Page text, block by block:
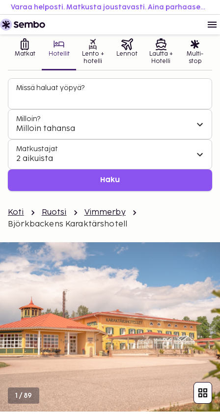
Varaa helposti. Matkusta joustavasti. Aina parhaaseen hintaan.
Matkat Hotellit
Lento +
hotelli
Lennot
Lautta +
Hotelli
Multi-
stop
Missä haluat yöpyä?
Milloin?
Milloin tahansa
Matkustajat
2 aikuista
Haku
Koti Ruotsi
Vimmerby
Björkbackens Karaktärshotell
1 /89